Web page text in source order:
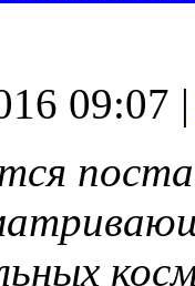
09:07 |